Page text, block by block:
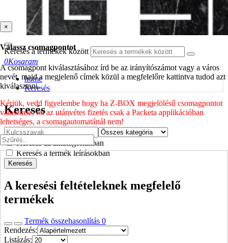
Keresés a termékek között
0Kosaram
home
Keresés
Keresés
Keresés az alkategóriákban
Keresés a termék leírásokban
Keresés
A keresési feltételeknek megfelelő
termékek
Termék összehasonlítás 0
Rendezés:
Listázás:
×
Válassz csomagpontot
A csomagpont kiválasztásához írd be az irányítószámot vagy a város
nevét, majd a megjelenő címek közül a megfelelőre kattintva tudod azt
kiválasztani.
Kérjük, vedd figyelembe hogy ha Z-BOX megjelölésű csomagpontot
választasz, ott az utánvétes fizetés csak a Packeta applikációban
lehetséges, a csomagautomatánál nem!